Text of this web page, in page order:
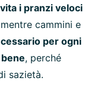
i pranzi veloci
cammini e
per ogni
, perché
sazietà.